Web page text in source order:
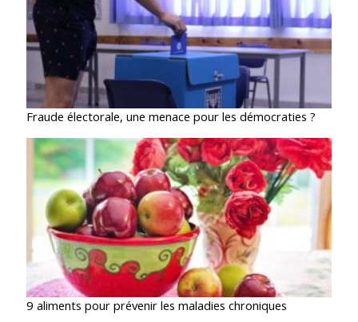
Fraude électorale, une menace pour les démocraties ?
9 aliments pour prévenir les maladies chroniques